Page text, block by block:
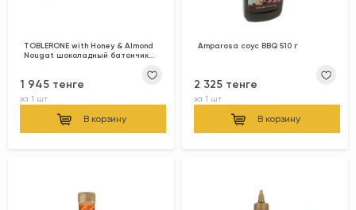
TOBLERONE with Honey & Almond
Nougat шоколадный батончик
1 945 тенге
за 1 шт
В корзину
Amparosa соус BBQ 510 г
2 325 тенге
за 1 шт
В корзину